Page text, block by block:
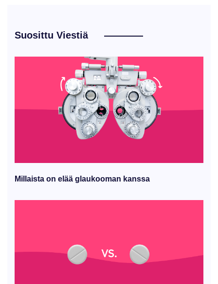
Suosittu Viestiä
Millaista on elää glaukooman kanssa